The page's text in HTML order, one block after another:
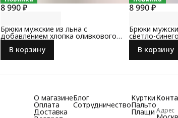
8 990 ₽
Брюки мужские из льна с
добавлением хлопка оливкового
цвета
В корзину
8 990 ₽
Брюки
светло-
В корзину
О магазине
Оплата
Доставка
Блог
Сотрудничество
Куртки
Пальто
Плащи Адрес